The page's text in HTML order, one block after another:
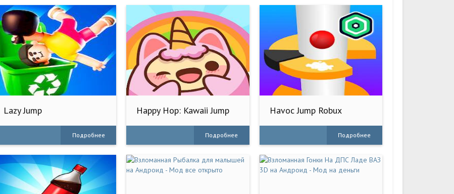
Lazy Jump
Подробнее
Happy Hop: Kawaii Jump
Подробнее
Havoc Jump Robux
Подробнее